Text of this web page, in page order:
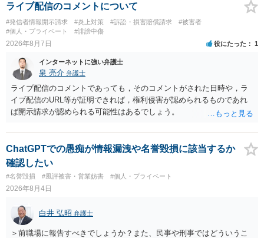
ライブ配信のコメントについて
#発信者情報開示請求 #炎上対策 #訴訟・損害賠償請求
#被害者
#個人・プライベート
#誹謗中傷
2026年8月7日 役にたった 1
インターネットに強い弁護士
泉 亮介 弁護士
ライブ配信のコメントであっても，そのコメントがされた日時や，ラ
イブ配信のURL等が証明できれば，権利侵害が認められるものであれ
ば開示請求が認められる可能性はあるでしょう。
ChatGPTでの愚痴が情報漏洩や名誉毀損に該当するか
確認したい
#名誉毀損 #風評被害・営業妨害 #個人・プライベート
2026年8月4日
白井 弘昭 弁護士
＞前職場に報告すべきでしょうか？また、民事や刑事ではどういうこ